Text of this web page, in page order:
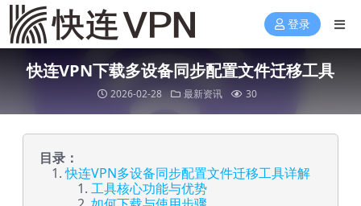
登录
快连VPN下载多设备同步配置文件迁移工具
2026-02-28 最新资讯 30
目录：
快连VPN多设备同步配置文件迁移工具详解
工具核心功能与优势